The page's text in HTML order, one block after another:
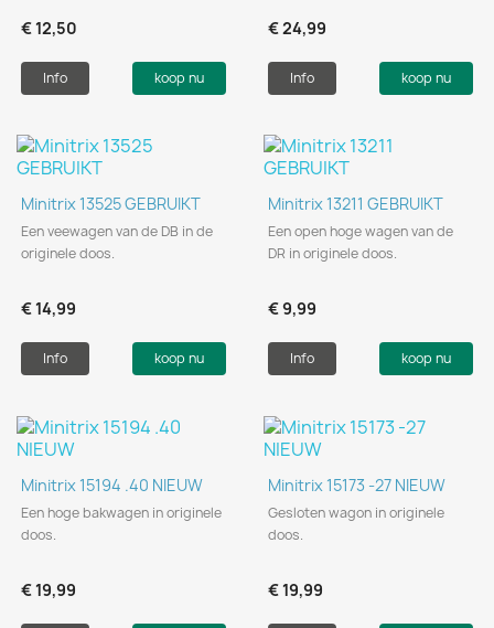
€ 12,50
Info koop nu
€ 24,99
Info koop nu
Minitrix 13525 GEBRUIKT
Een veewagen van de DB in de
originele doos.
€ 14,99
Info koop nu
Minitrix 13211 GEBRUIKT
Een open hoge wagen van de
DR in originele doos.
€ 9,99
Info koop nu
Minitrix 15194 .40 NIEUW
Een hoge bakwagen in originele
doos.
€ 19,99
Minitrix 15173 -27 NIEUW
Gesloten wagon in originele
doos.
€ 19,99